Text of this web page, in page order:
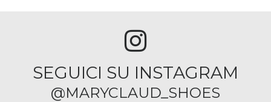
SEGUICI SU INSTAGRAM
@MARYCLAUD_SHOES